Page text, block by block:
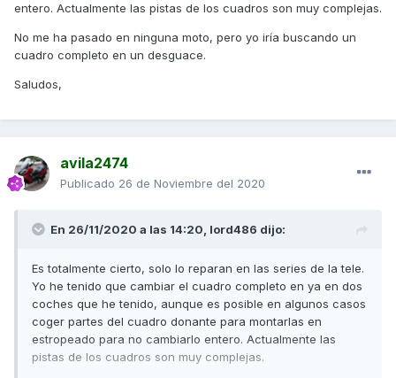
entero. Actualmente las pistas de los cuadros son muy complejas.
No me ha pasado en ninguna moto, pero yo iría buscando un
cuadro completo en un desguace.
Saludos,
avila2474
Publicado 26 de Noviembre del 2020
En 26/11/2020 a las 14:20, lord486 dijo:
Es totalmente cierto, solo lo reparan en las series de la tele.
Yo he tenido que cambiar el cuadro completo en ya en dos
coches que he tenido, aunque es posible en algunos casos
coger partes del cuadro donante para montarlas en
estropeado para no cambiarlo entero. Actualmente las
pistas de los cuadros son muy complejas.